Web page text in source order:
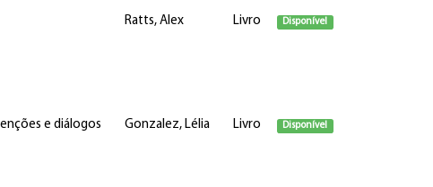
Ratts, Alex Livro Disponível
e diálogos Gonzalez, Lélia Livro Disponível